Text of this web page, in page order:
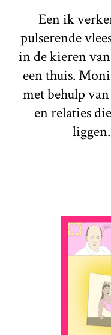
Een ik
pulserende
in de kieren
een thuis.
met behulp
en relaties
liggen.